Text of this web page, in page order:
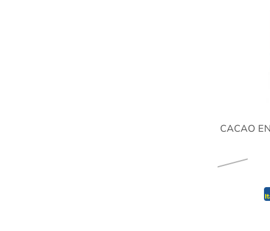
CACAO